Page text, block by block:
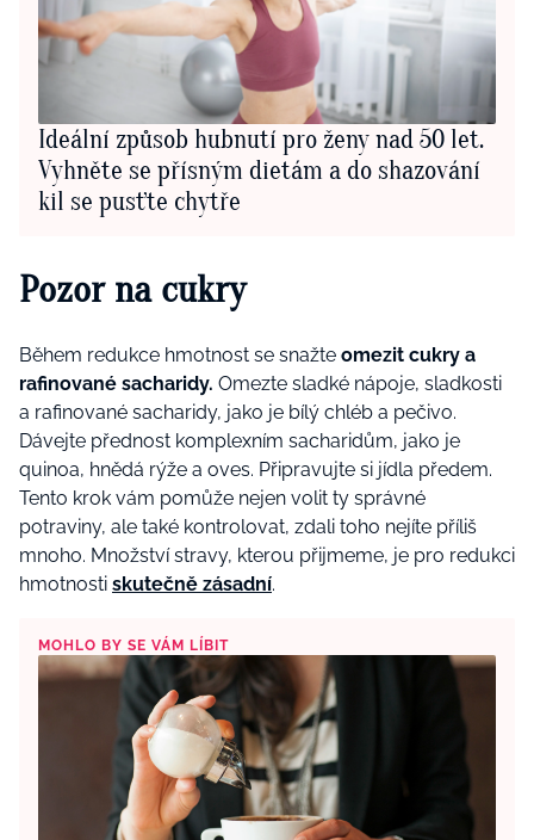
Ideální způsob hubnutí pro ženy nad 50 let.
Vyhněte se přísným dietám a do shazování
kil se pusťte chytře
Pozor na cukry
Během redukce hmotnost se snažte omezit cukry a
rafinované sacharidy. Omezte sladké nápoje, sladkosti
a rafinované sacharidy, jako je bílý chléb a pečivo.
Dávejte přednost komplexním sacharidům, jako je
quinoa, hnědá rýže a oves. Připravujte si jídla předem.
Tento krok vám pomůže nejen volit ty správné
potraviny, ale také kontrolovat, zdali toho nejíte příliš
mnoho. Množství stravy, kterou přijmeme, je pro redukci
hmotnosti skutečně zásadní.
MOHLO BY SE VÁM LÍBIT